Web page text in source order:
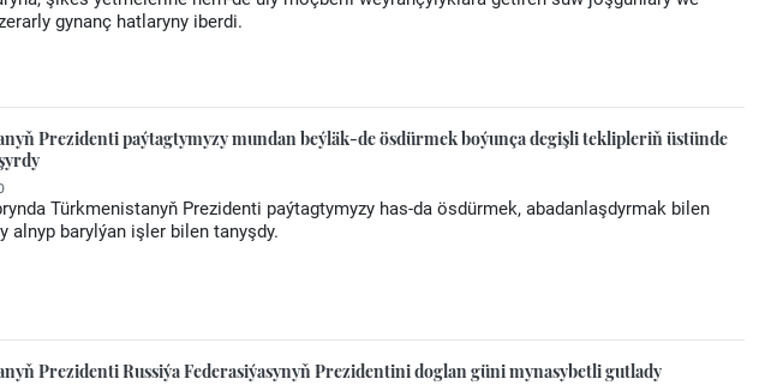
gynanç hatlaryny iberdi.
Prezidenti paýtagtymyzy mundan beýläk-de ösdürmek boýunça degişli teklipleriň üstünde
Türkmenistanyň Prezidenti paýtagtymyzy has-da ösdürmek, abadanlaşdyrmak bilen
alnyp barylýan işler bilen tanyşdy.
Prezidenti Russiýa Federasiýasynyň Prezidentini doglan güni mynasybetli gutlady